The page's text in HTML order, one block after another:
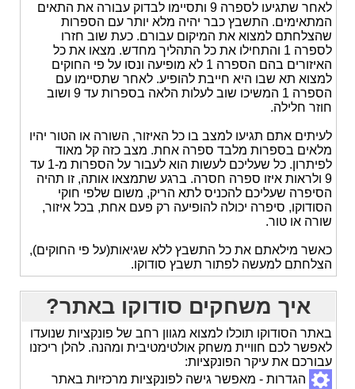
לאחר שתגיעו לספרה 9 ותסיימו לבדוק עבורה את התאים
המתאימים. התשבץ כבר יהיה מלא יותר עם הספרות
שהצלחתם למצוא את המיקום עבורם. כעת שוב חזרו
לספרה 1 והתחילו את כל התהליך מחדש. מצאו את כל
האיזורים בהם הספרה 1 לא מופיעה ונסו על פי החוקים
למצוא תא שבו היא חייבת להופיע. לאחר שתסיימו עם
הספרה 1 המשיכו שוב לעלות הלאה בספרות עד 9 ושוב
חוזר חלילה.
לעיתים אתם תגיעו למצב בו כל האיזור, השורה או הטור יהיו
מלאים בספרות מלבד ספרה אחת. מצב כזה קל מאוד
לפיתרון. כל שעליכם לעשות הוא לעבור על הספרות מ-1 עד
9 ולראות איזו ספרה חסרה. ברגע שתמצאו אותה, זו תהיה
הסיפרה שעליכם להכניס לתא הריק, משום שלפי חוקי
הסודוקו, סיפרה יכולה להופיעה רק פעם אחת, בכל איזור,
שורה או טור.
כאשר מילאתם את כל התשבץ ללא שגיאות(על פי החוקים),
הצלחתם למעשה לפתור תשבץ סודוקו.
איך משחקים סודוקו באתר?
באתר הסודוקו תוכלו למצוא מגוון רחב של פונקציות שנועדו
לאפשר לכם חוויית משחק אולטימטיבית ומהנה. להלן ריכזנו
עבורכם את עיקר הפונקציות:
הגדרות - מאפשר גישה לפונקציות מרכזיות באתר